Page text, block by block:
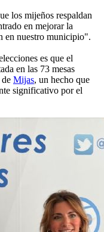
los mijeños respaldan
en mejorar la
en nuestro municipio".
es que el
en las 73 mesas
Mijas, un hecho que
significativo por el